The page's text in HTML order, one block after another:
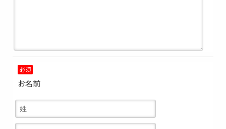
必須
お名前